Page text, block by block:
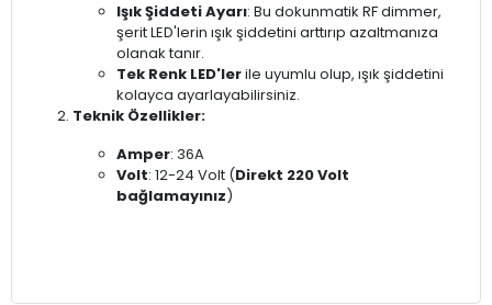
Işık Şiddeti Ayarı: Bu dokunmatik RF dimmer,
şerit LED'lerin ışık şiddetini arttırıp azaltmanıza
olanak tanır.
Tek Renk LED'lerile uyumlu olup, ışık şiddetini
kolayca ayarlayabilirsiniz.
Teknik Özellikler:
Amper: 36A
Volt: 12-24 Volt (Direkt 220 Volt
bağlamayınız)